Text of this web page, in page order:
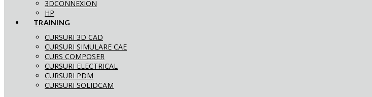
3DCONNEXION
HP
TRAINING
CURSURI 3D CAD
CURSURI SIMULARE CAE
CURS COMPOSER
CURSURI ELECTRICAL
CURSURI PDM
CURSURI SOLIDCAM